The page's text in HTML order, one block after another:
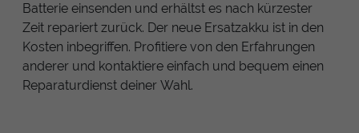
Batterie einsenden und erhältst es nach kürzester
Zeit repariert zurück. Der neue Ersatzakku ist in den
Kosten inbegriffen. Profitiere von den Erfahrungen
anderer und kontaktiere einfach und bequem einen
Reparaturdienst deiner Wahl.